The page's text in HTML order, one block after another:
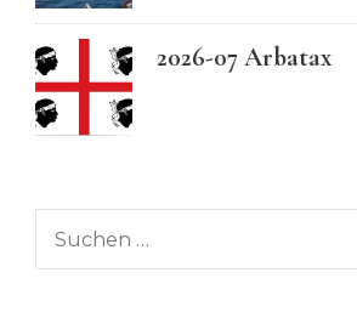
2026-07 Arbatax
Suchen